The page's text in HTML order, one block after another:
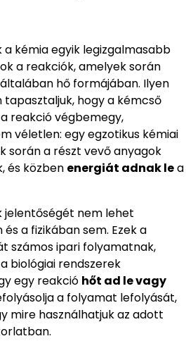
kémia egyik legizgalmasabb
a reakciók, amelyek során
hő formájában. Ilyen
hogy a kémcső
reakció végbemegy,
véletlen: egy egzotikus kémiai
során a részt vevő anyagok
és közben energiát adnak lea
nem lehet
a fizikában sem. Ezek a
számos ipari folyamatnak,
biológiai rendszerek
egy reakció hőt ad le vagy
a folyamat lefolyását,
mire használhatjuk az adott